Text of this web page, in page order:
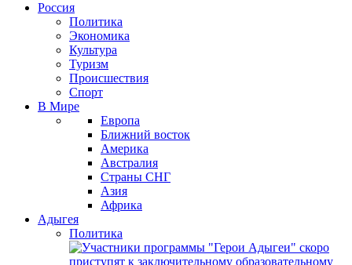
Россия
Политика
Экономика
Культура
Туризм
Происшествия
Спорт
В Мире
Европа
Ближний восток
Америка
Австралия
Страны СНГ
Азия
Африка
Адыгея
Политика